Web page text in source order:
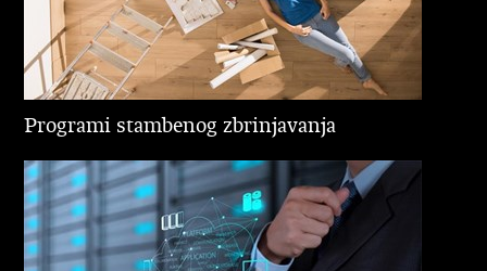
Programi stambenog zbrinjavanja